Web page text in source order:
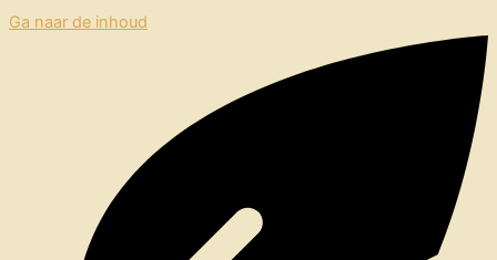
Ga naar de inhoud